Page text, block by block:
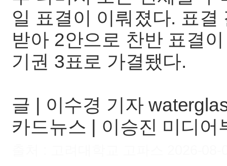
일 표결이 이뤄졌다. 표
받아 2안으로 찬반 표결
기권 3표로 가결됐다.
글 | 이수경 기자
카드뉴스 | 이승진 미디어